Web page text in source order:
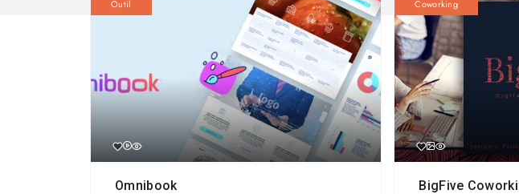
Outil
Omnibook
Coworking
BigFive